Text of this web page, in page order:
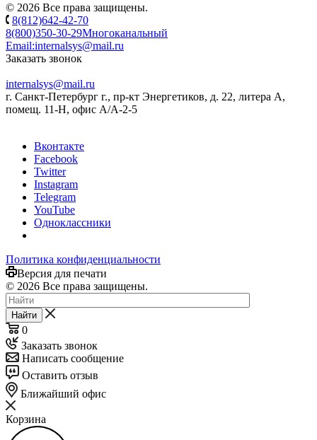
© 2026 Все права защищены.
8(812)642-42-70
8(800)350-30-29Многоканальный
Email:internalsys@mail.ru
Заказать звонок
internalsys@mail.ru
г. Санкт-Петербург г., пр-кт Энергетиков, д. 22, литера А,
помещ. 11-Н, офис А/А-2-5
Вконтакте
Facebook
Twitter
Instagram
Telegram
YouTube
Одноклассники
Политика конфиденциальности
Версия для печати
© 2026 Все права защищены.
Найти
0
Заказать звонок
Написать сообщение
Оставить отзыв
Ближайший офис
Корзина